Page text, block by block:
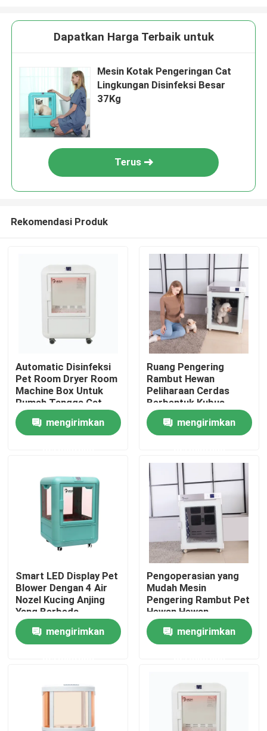
Rumah
Produk
Tur Pabrik
Kontrol kualitas
Hubungi kami
Berita
Dispenser Pita Putar
Dispenser Pita Otomatis
Dapatkan Harga Terbaik untuk
Mesin Kotak Pengeringan Cat
Lingkungan Disinfeksi Besar
37Kg
Terus
Rekomendasi Produk
Automatic Disinfeksi
Pet Room Dryer Room
Machine Box Untuk
Rumah Tangga Cat
Dryer K5 1 - 9 Unit
mengirimkan
Ruang Pengering
Rambut Hewan
Peliharaan Cerdas
Berbentuk Kubus
Kotak Pengeringan
Hewan Peliharaan
Otomatis Untuk
mengirimkan
Smart LED Display Pet
Blower Dengan 4 Air
Nozel Kucing Anjing
Yang Berbeda
mengirimkan
Pengoperasian yang
Mudah Mesin
Pengering Rambut Pet
Hewan Hewan
Peliharaan Pengering
Udara Hangatmengirimkan